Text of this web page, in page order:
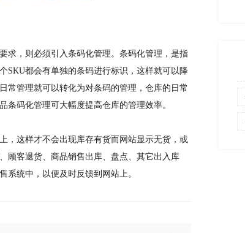
求，则必须引入条码化管理。条码化管理，是指
SKU都会有单独的条码进行标识，这样就可以降
常管理就可以转化为对条码的管理，仓库的日常
码化管理可大幅度提高仓库的管理效率。
，这样才不会出现库存有货而网站显示无货，或
顾客退货、商品销售出库、盘点、其它出入库
系统中，以便及时反馈到网站上。